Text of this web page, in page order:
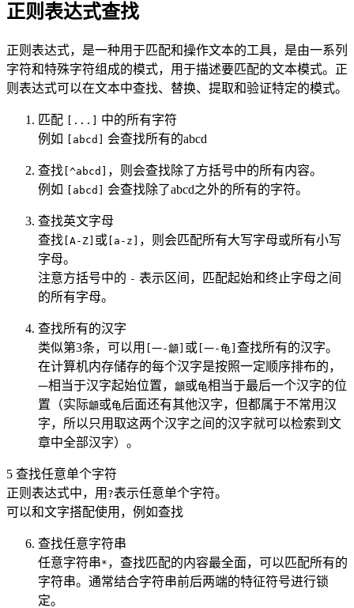
正则表达式查找
正则表达式，是一种用于匹配和操作文本的工具，是由一系列
字符和特殊字符组成的模式，用于描述要匹配的文本模式。正
则表达式可以在文本中查找、替换、提取和验证特定的模式。
匹配 [...]
中的所有字符
例如
[abcd] 会查找所有的abcd
查找 [^abcd]
，则会查找除了方括号中的所有内容。
例如
[abcd] 会查找除了abcd之外的所有的字符。
查找英文字母
查找 [A-Z] 或 [a-z]
，则会匹配所有大写字母或所有小写
字母。
注意方括号中的 - 表示区间，匹配起始和终止字母之间
的所有字母。
查找所有的汉字
类似第3条，可以用
[一-龥] 或 [一-龟] 查找所有的汉字。
在计算机内存储存的每个汉字是按照一定顺序排布的，
一相当于汉字起始位置， 龥或龟相当于最后一个汉字的位
置（实际龥或龟 后面还有其他汉字，但都属于不常用汉
字，所以只用取这两个汉字之间的汉字就可以检索到文
章中全部汉字）。
5 查找任意单个字符
正则表达式中，用 ?表示任意单个字符。
可以和文字搭配使用，例如查找
查找任意字符串
任意字符串* ，查找匹配的内容最全面，可以匹配所有的
字符串。通常结合字符串前后两端的特征符号进行锁
定。